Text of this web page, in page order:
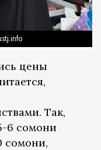
цены
Так,
6 сомони
сомони,